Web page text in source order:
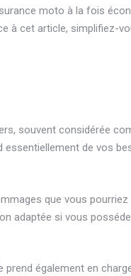
moto à la fois
à cet article, simplifiez-
souvent considérée
de vos
que vous
adaptée si vous
également en